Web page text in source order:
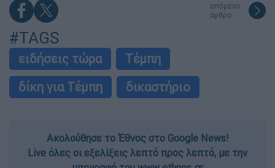
επόμενο
άρθρο
#TAGS
ειδήσεις τώρα
Τέμπη
δίκη για Τέμπη
δικαστήριο
Ακολούθησε το Έθνος στο Google News!
Live όλες οι εξελίξεις λεπτό προς λεπτό, με την